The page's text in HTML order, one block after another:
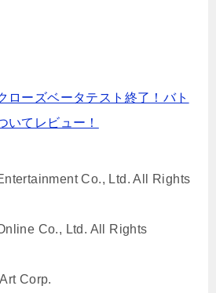
ローズベータテスト終了！バト
いてレビュー！
Co., Ltd. All Rights
Co., Ltd. All Rights
Corp.